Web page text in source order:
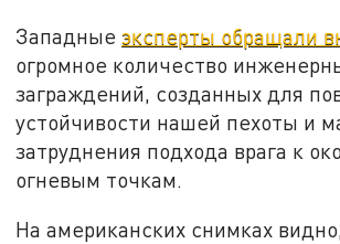
Западныеэксперты обращали
огромное количество
заграждений, созданных для
устойчивости нашей пехоты и
затруднения подхода врага к
огневым точкам.
На американских снимках